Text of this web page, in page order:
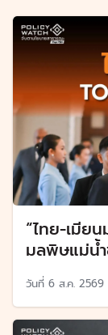
“ไทย-เมีย
มลพิษแม่น้
วันที่ 6 ส.ค. 2569